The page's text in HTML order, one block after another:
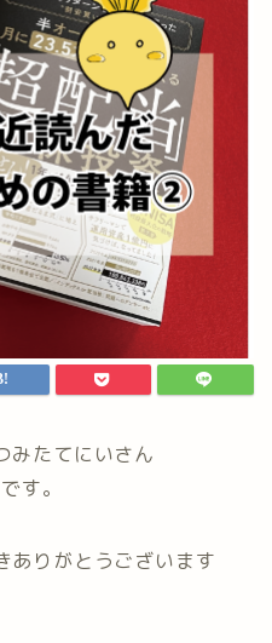
みたてにいさん
す。
ありがとうございます